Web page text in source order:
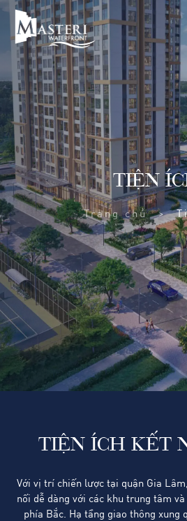
TIỆN
Trang chủ
TIỆN ÍCH KẾT
Với vị trí chiến lược tại quận Gia
nối dễ dàng với các khu trung tâm
phía Bắc. Hạ tầng giao thông xung